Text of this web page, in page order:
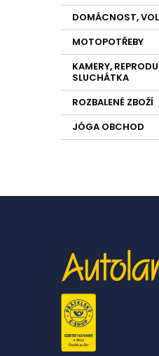
DOMÁCNOST,
MOTOPOTŘEBY
KAMERY,
SLUCHÁTKA
ROZBALENÉ ZBOŽÍ
JÓGA OBCHOD